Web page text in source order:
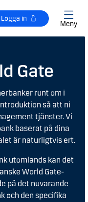
Logga in
Meny
Gate
runt om i
så att ni
tjänster. Vi
baserat på dina
är naturligtvis ert.
utomlands kan det
World Gate-
på det nuvarande
och den specifika